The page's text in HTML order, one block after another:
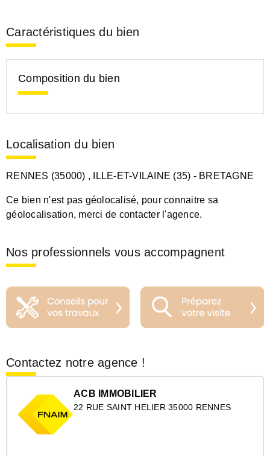
Caractéristiques du bien
Composition du bien
Localisation du bien
RENNES (35000) , ILLE-ET-VILAINE (35) - BRETAGNE
Ce bien n'est pas géolocalisé, pour connaitre sa
géolocalisation, merci de contacter l'agence.
Nos professionnels vous accompagnent
Contactez notre agence !
ACB IMMOBILIER
22 RUE SAINT HELIER 35000 RENNES